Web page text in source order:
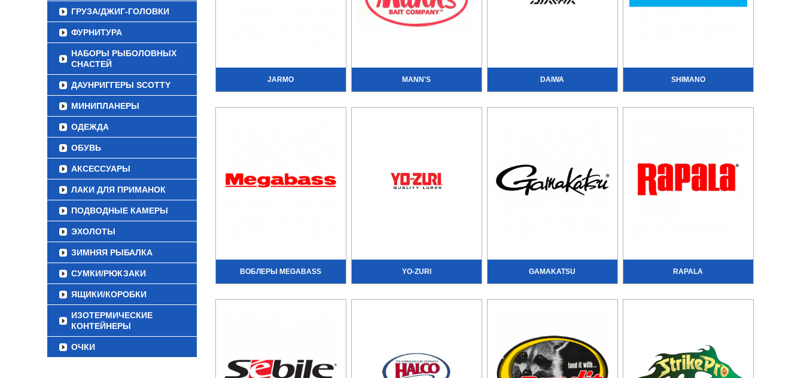
ГРУЗА/ДЖИГ-ГОЛОВКИ
ФУРНИТУРА
НАБОРЫ РЫБОЛОВНЫХ
СНАСТЕЙ
ДАУНРИГГЕРЫ SCOTTY
МИНИПЛАНЕРЫ
ОДЕЖДА
ОБУВЬ
АКСЕССУАРЫ
ЛАКИ ДЛЯ ПРИМАНОК
ПОДВОДНЫЕ КАМЕРЫ
ЭХОЛОТЫ
ЗИМНЯЯ РЫБАЛКА
СУМКИ/РЮКЗАКИ
ЯЩИКИ/КОРОБКИ
ИЗОТЕРМИЧЕСКИЕ
КОНТЕЙНЕРЫ
ОЧКИ
JARMO MANN'S DAIWA SHIMANO
ВОБЛЕРЫ MEGABASS YO-ZURI GAMAKATSU RAPALA